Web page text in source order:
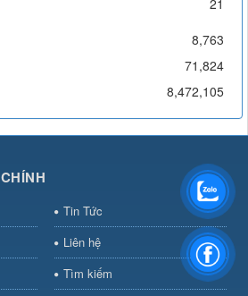
21
8,763
71,824
8,472,105
Tin Tức
Liên hệ
Tìm kiếm